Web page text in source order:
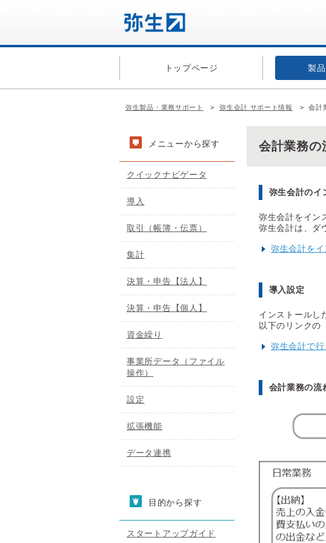
トップページ 製
弥生製品・業務サポート 弥生会計 サポート情報 会計
会計業務の
弥生会計のイ
弥生会計をイン
弥生会計は、ダ
弥生会計をイ
導入設定
インストールし
以下のリンクの
弥生会計で
会計業務の流
メニューから探す
クイックナビゲータ
導入
取引（帳簿・伝票）
集計
決算・申告【法人】
決算・申告【個人】
資金繰り
事業所データ（ファイル
操作）
設定
拡張機能
データ連携
目的から探す
スタートアップガイド